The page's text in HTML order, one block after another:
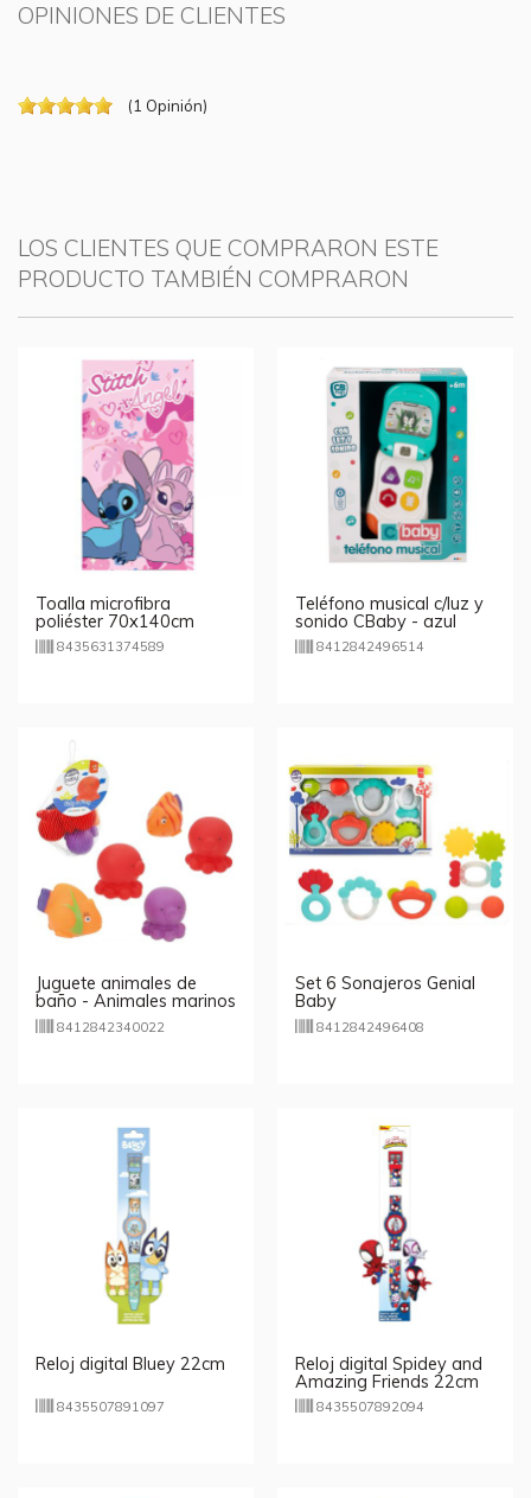
OPINIONES DE CLIENTES
(1 Opinión)
LOS CLIENTES QUE COMPRARON ESTE
PRODUCTO TAMBIÉN COMPRARON
Toalla microfibra
poliéster 70x140cm
Stitch y Angel
8435631374589
Teléfono musical c/luz y
sonido CBaby - azul
8412842496514
Juguete animales de
baño - Animales marinos
8412842340022
Set 6 Sonajeros Genial
Baby
8412842496408
Reloj digital Bluey 22cm
8435507891097
Reloj digital Spidey and
Amazing Friends 22cm
8435507892094